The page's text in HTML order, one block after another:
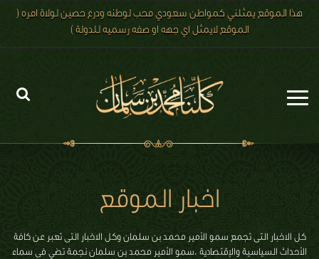
هذا الموقع يمثلني كمواطن سعودي محب لوطنه ودرع حصين لولاة امره (
الموقع لايمثل اي جهه او صفه رسميه للدولة )
الصور
اخبار الموقع
كل الاخبار التى تجمع سمو الأمير محمد بن سلمان وكل الاخبار التى تعبر عن كافة
الأحداث السياسية والإقتصادية ،سمو الأمير محمد بن سلمان نجمة تضي فى سماء